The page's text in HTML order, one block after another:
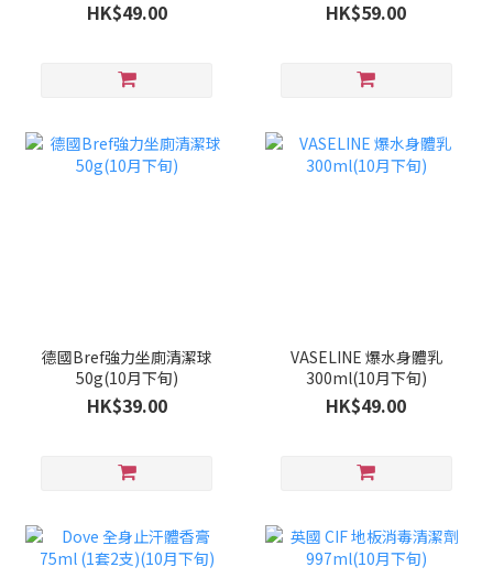
旬)
HK$49.00 HK$59.00
德國Bref強力坐廁清潔球
50g(10月下旬)
HK$39.00
VASELINE 爆水身體乳
300ml(10月下旬)
HK$49.00